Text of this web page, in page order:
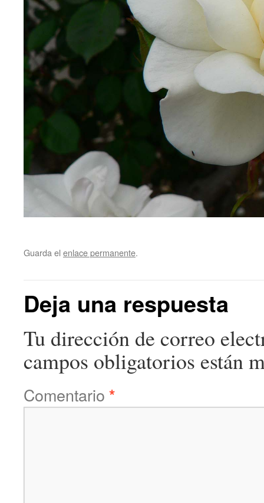
Guarda el enlace permanente.
Deja una respuesta
Tu dirección de correo
campos obligatorios están
Comentario *